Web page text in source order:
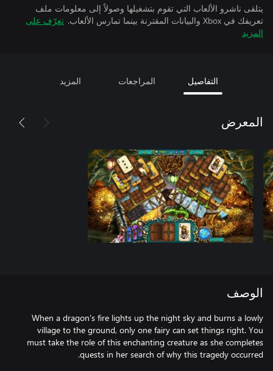
يتلقى ناشرو الألعاب التي تقوم بتشغيلها وصولاً إلى معلومات ملف
تعريفك في Xbox والبيانات المقترنة بينما تمارس الألعاب.
تعرّف على
المزيد
التفاصيل المراجعات المزيد
المعرض
الوصف
When a dragon's fire lights up the night sky and burns a lowly
village to the ground, only one fairy can set things right. You
must take the role of this enchanting creature as she completes